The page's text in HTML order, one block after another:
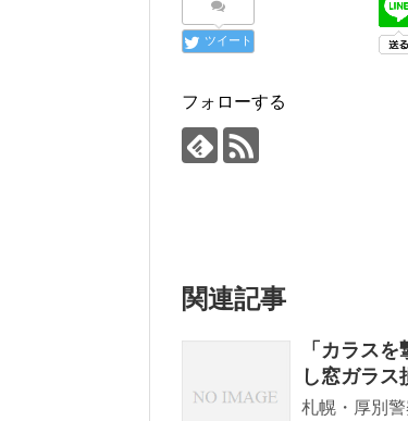
ツイート
フォローする
関連記事
「カラス
し窓ガラ
札幌・厚別